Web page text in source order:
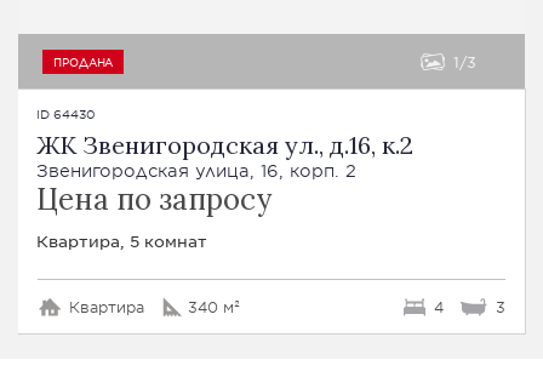
ПРОДАНА 1 3
ID 64430
ЖК Звенигородская ул., д.16, к.2
Звенигородская улица, 16, корп. 2
Цена по запросу
Квартира, 5 комнат
Квартира 340 м² 4 3